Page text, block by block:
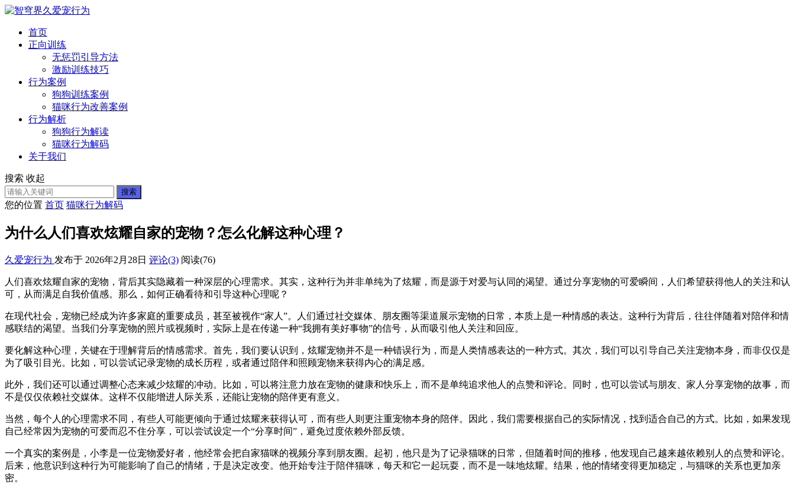
首页
正向训练
无惩罚引导方法
激励训练技巧
行为案例
狗狗训练案例
猫咪行为改善案例
行为解析
狗狗行为解读
猫咪行为解码
关于我们
搜索 收起
搜索
您的位置 首页 猫咪行为解码
为什么人们喜欢炫耀自家的宠物？怎么化解这种心理？
久爱宠行为 发布于 2026年2月28日 评论(3) 阅读(76)
人们喜欢炫耀自家的宠物，背后其实隐藏着一种深层的心理需求。其实，这种行为并非单纯为了炫耀，而是源于对爱与认同的渴望。通过分享宠物的可爱瞬间，人们希望获得他人的关注和认
可，从而满足自我价值感。那么，如何正确看待和引导这种心理呢？
在现代社会，宠物已经成为许多家庭的重要成员，甚至被视作“家人”。人们通过社交媒体、朋友圈等渠道展示宠物的日常，本质上是一种情感的表达。这种行为背后，往往伴随着对陪伴和情
感联结的渴望。当我们分享宠物的照片或视频时，实际上是在传递一种“我拥有美好事物”的信号，从而吸引他人关注和回应。
要化解这种心理，关键在于理解背后的情感需求。首先，我们要认识到，炫耀宠物并不是一种错误行为，而是人类情感表达的一种方式。其次，我们可以引导自己关注宠物本身，而非仅仅是
为了吸引目光。比如，可以尝试记录宠物的成长历程，或者通过陪伴和照顾宠物来获得内心的满足感。
此外，我们还可以通过调整心态来减少炫耀的冲动。比如，可以将注意力放在宠物的健康和快乐上，而不是单纯追求他人的点赞和评论。同时，也可以尝试与朋友、家人分享宠物的故事，而
不是仅仅依赖社交媒体。这样不仅能增进人际关系，还能让宠物的陪伴更有意义。
当然，每个人的心理需求不同，有些人可能更倾向于通过炫耀来获得认可，而有些人则更注重宠物本身的陪伴。因此，我们需要根据自己的实际情况，找到适合自己的方式。比如，如果发现
自己经常因为宠物的可爱而忍不住分享，可以尝试设定一个“分享时间”，避免过度依赖外部反馈。
一个真实的案例是，小李是一位宠物爱好者，他经常会把自家猫咪的视频分享到朋友圈。起初，他只是为了记录猫咪的日常，但随着时间的推移，他发现自己越来越依赖别人的点赞和评论。
后来，他意识到这种行为可能影响了自己的情绪，于是决定改变。他开始专注于陪伴猫咪，每天和它一起玩耍，而不是一味地炫耀。结果，他的情绪变得更加稳定，与猫咪的关系也更加亲
密。